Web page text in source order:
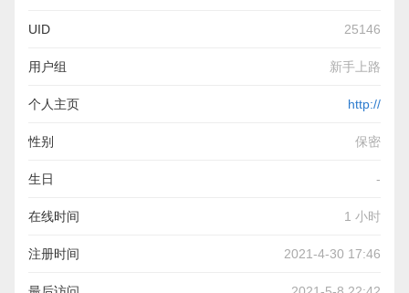
UID 25146
用户组 新手上路
个人主页 http://
性别 保密
生日 -
在线时间 1 小时
注册时间 2021-4-30 17:46